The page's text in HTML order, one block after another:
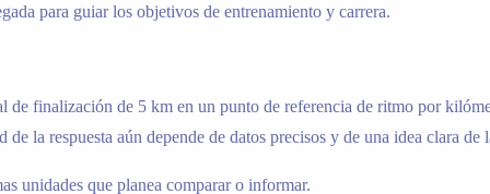
para guiar los objetivos de entrenamiento y carrera.
finalización de 5 km en un punto de referencia de ritmo por
la respuesta aún depende de datos precisos y de una idea clara
unidades que planea comparar o informar.